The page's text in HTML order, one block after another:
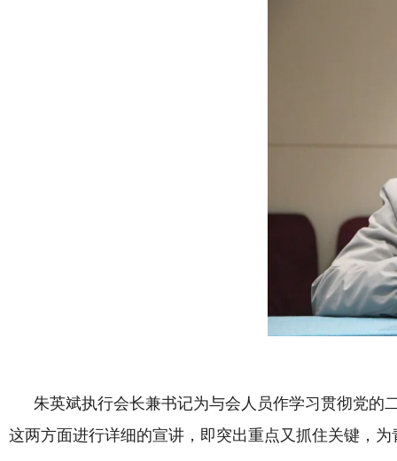
朱英斌执行会长兼书记为与会人员作学习贯彻党的
这两方面进行详细的宣讲，即突出重点又抓住关键，